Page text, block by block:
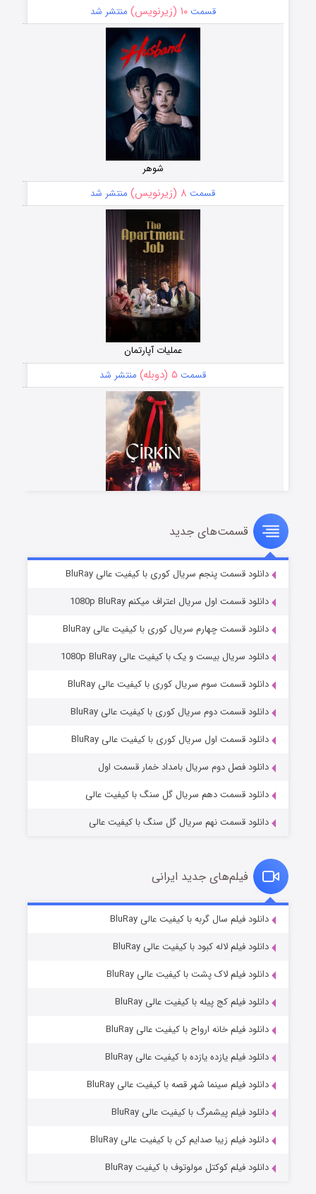
قسمت۱۰ (زیرنویس) منتشر شد
شوهر
قسمت ۸ (زیرنویس) منتشر شد
عملیات آپارتمان
قسمت ۵ (دوبله) منتشر شد
سریال زشت
قسمت۲ (زیرنویس) منتشر شد
مردگان متحرک: شهر مرده ۳
قسمت۲ (زیرنویس) منتشر شد
قسمت۷ (زیرنویس) منتشر شد
قسمت‌های جدید
دانلود قسمت پنجم سریال کوری با کیفیت عالی BluRay
دانلود قسمت اول سریال اعتراف میکنم 1080p BluRay
دانلود قسمت چهارم سریال کوری با کیفیت عالی BluRay
دانلود سریال بیست و یک با کیفیت عالی 1080p BluRay
دانلود قسمت سوم سریال کوری با کیفیت عالی BluRay
دانلود قسمت دوم سریال کوری با کیفیت عالی BluRay
دانلود قسمت اول سریال کوری با کیفیت عالی BluRay
دانلود فصل دوم سریال بامداد خمار قسمت اول
دانلود قسمت دهم سریال گل سنگ با کیفیت عالی
دانلود قسمت نهم سریال گل سنگ با کیفیت عالی
فیلم‌های جدید ایرانی
دانلود فیلم سال گربه با کیفیت عالی BluRay
دانلود فیلم لاله کبود با کیفیت عالی BluRay
دانلود فیلم لاک پشت با کیفیت عالی BluRay
دانلود فیلم کج‌ پیله با کیفیت عالی BluRay
دانلود فیلم خانه ارواح با کیفیت عالی BluRay
دانلود فیلم یازده یازده با کیفیت عالی BluRay
دانلود فیلم سینما شهر قصه با کیفیت عالی BluRay
دانلود فیلم پیشمرگ با کیفیت عالی BluRay
دانلود فیلم زیبا صدایم کن با کیفیت عالی BluRay
دانلود فیلم کوکتل مولوتوف با کیفیت BluRay